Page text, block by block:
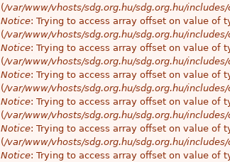
(/var/www/vhosts/sdg.org.hu/sdg.org.hu/
Notice: Trying to access array offset on value of
(/var/www/vhosts/sdg.org.hu/sdg.org.hu/
Notice: Trying to access array offset on value of
(/var/www/vhosts/sdg.org.hu/sdg.org.hu/
Notice: Trying to access array offset on value of
(/var/www/vhosts/sdg.org.hu/sdg.org.hu/
Notice: Trying to access array offset on value of
(/var/www/vhosts/sdg.org.hu/sdg.org.hu/
Notice: Trying to access array offset on value of
(/var/www/vhosts/sdg.org.hu/sdg.org.hu/
Notice: Trying to access array offset on value of